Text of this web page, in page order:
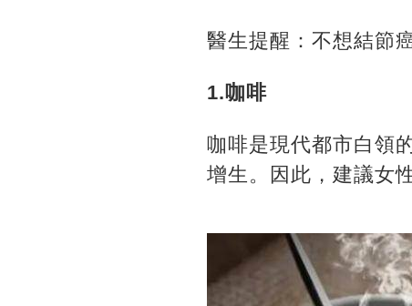
醫生提醒：不想結節
1.咖啡
咖啡是現代都市白領
增生。因此，建議女